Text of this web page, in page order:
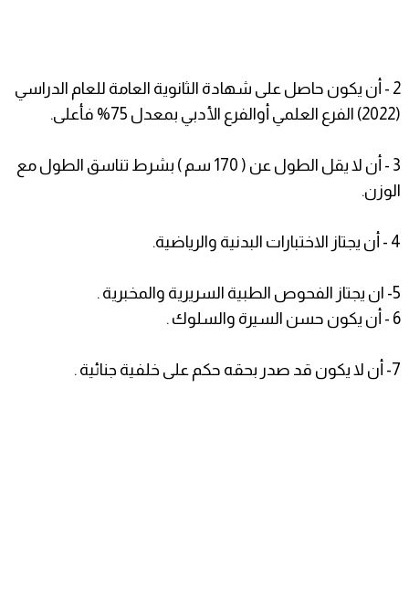
2 - أن يكون حاصل على شهادة الثانوية العامة للعام الدراسي
(2022) الفرع العلمي أوالفرع الأدبي بمعدل 75% فأعلى.
3 - أن لا يقل الطول عن ( 170 سم ) بشرط تناسق الطول مع
الوزن.
4 - أن يجتاز الاختبارات البدنية والرياضية.
5- ان يجتاز الفحوص الطبية السريرية والمخبرية .
6 - أن يكون حسن السيرة والسلوك .
7- أن لا يكون قد صدر بحقه حكم على خلفية جنائية .